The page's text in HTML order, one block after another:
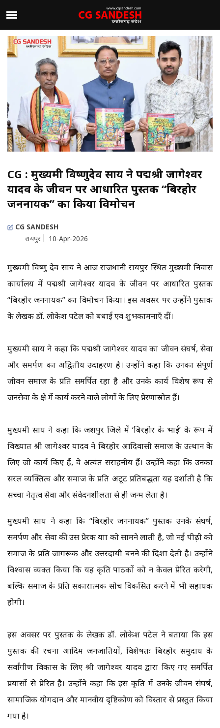
CG : मुख्यमंत्री विष्णुदेव साय ने पद्मश्री जागेश्वर
यादव के जीवन पर आधारित पुस्तक “बिरहोर
जननायक” का किया विमोचन
CG SANDESH
रायपुर
10-Apr-2026
मुख्यमंत्री विष्णु देव साय ने आज राजधानी रायपुर स्थित मुख्यमंत्री निवास
कार्यालय में पद्मश्री जागेश्वर यादव के जीवन पर आधारित पुस्तक
“बिरहोर जननायक” का विमोचन किया। इस अवसर पर उन्होंने पुस्तक
के लेखक डॉ. लोकेश पटेल को बधाई एवं शुभकामनाएँ दीं।
मुख्यमंत्री साय ने कहा कि पद्मश्री जागेश्वर यादव का जीवन संघर्ष, सेवा
और समर्पण का अद्वितीय उदाहरण है। उन्होंने कहा कि उनका संपूर्ण
जीवन समाज के प्रति समर्पित रहा है और उनके कार्य विशेष रूप से
जनसेवा के क्षेत्र में कार्य करने वाले लोगों के लिए प्रेरणास्रोत हैं।
मुख्यमंत्री साय ने कहा कि जशपुर जिले में ‘बिरहोर के भाई’ के रूप में
विख्यात श्री जागेश्वर यादव ने बिरहोर आदिवासी समाज के उत्थान के
लिए जो कार्य किए हैं, वे अत्यंत सराहनीय हैं। उन्होंने कहा कि उनका
सरल व्यक्तित्व और समाज के प्रति अटूट प्रतिबद्धता यह दर्शाती है कि
सच्चा नेतृत्व सेवा और संवेदनशीलता से ही जन्म लेता है।
मुख्यमंत्री साय ने कहा कि “बिरहोर जननायक” पुस्तक उनके संघर्ष,
समर्पण और सेवा की उस प्रेरक यात्रा को सामने लाती है, जो नई पीढ़ी को
समाज के प्रति जागरूक और उत्तरदायी बनने की दिशा देती है। उन्होंने
विश्वास व्यक्त किया कि यह कृति पाठकों को न केवल प्रेरित करेगी,
बल्कि समाज के प्रति सकारात्मक सोच विकसित करने में भी सहायक
होगी।
इस अवसर पर पुस्तक के लेखक डॉ. लोकेश पटेल ने बताया कि इस
पुस्तक की रचना आदिम जनजातियों, विशेषतः बिरहोर समुदाय के
सर्वांगीण विकास के लिए श्री जागेश्वर यादव द्वारा किए गए समर्पित
प्रयासों से प्रेरित है। उन्होंने कहा कि इस कृति में उनके जीवन संघर्ष,
सामाजिक योगदान और मानवीय दृष्टिकोण को विस्तार से प्रस्तुत किया
गया है।